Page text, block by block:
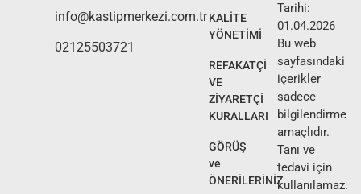
info@kastipmerkezi.com.tr
02125503721
KALİTE
YÖNETİMİ
REFAKATÇİ
VE
ZİYARETÇİ
KURALLARI
GÖRÜŞ
ve
ÖNERİLERİNİZ
Tarihi:
01.04.2026
Bu web
sayfasındaki
içerikler
sadece
bilgilendirme
amaçlıdır.
Tanı ve
tedavi için
kullanılamaz.